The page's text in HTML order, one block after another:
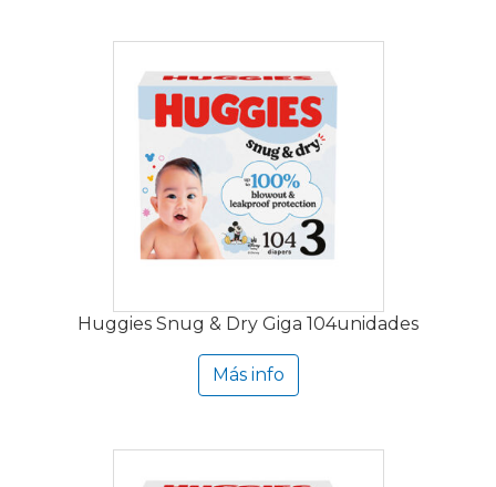
Huggies Snug & Dry Giga 104unidades
Más info